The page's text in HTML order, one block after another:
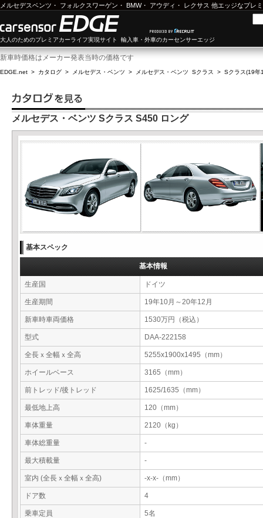
メルセデスベンツ ・ フォルクスワーゲン ・ BMW・ アウディ ・ レクサス 他エッジなプレ
大人のためのプレミアカーライフ実現サイト 輸入車・外車のカーセンサーエッジ
新車時価格はメーカー発表当時の価格です
EDGE.net > カタログ > メルセデス・ベンツ > メルセデス・ベンツ Sクラス > Sクラス(19年
メルセデス・ベンツ Sクラス S450 ロング
基本スペック
基本情報
生産国 ドイツ
生産期間 19年10月～20年12月
新車時車両価格 1530万円（税込）
型式 DAA-222158
全長ｘ全幅ｘ全高 5255x1900x1495（mm）
ホイールベース 3165（mm）
前トレッド/後トレッド 1625/1635（mm）
最低地上高 120（mm）
車体重量 2120（kg）
車体総重量 -
最大積載量 -
室内 (全長ｘ全幅ｘ全高) -x-x-（mm）
ドア数 4
乗車定員 5名